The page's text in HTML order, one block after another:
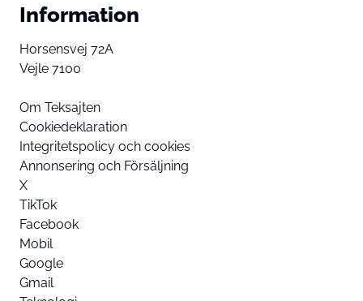
Information
Horsensvej 72A
Vejle 7100
Om Teksajten
Cookiedeklaration
Integritetspolicy och cookies
Annonsering och Försäljning
X
TikTok
Facebook
Mobil
Google
Gmail